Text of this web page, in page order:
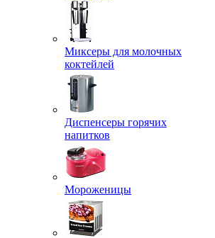
Миксеры для молочных
коктейлей
Диспенсеры горячих
напитков
Мороженицы